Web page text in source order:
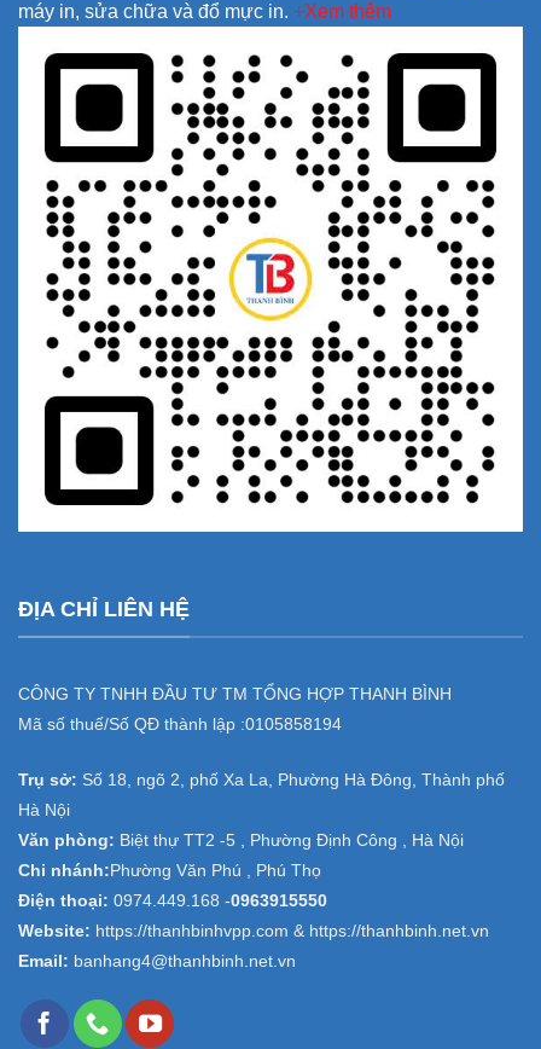
máy in, sửa chữa và đổ mực in. +Xem thêm
ĐỊA CHỈ LIÊN HỆ
CÔNG TY TNHH ĐẦU TƯ TM TỔNG HỢP THANH BÌNH
Mã số thuế/Số QĐ thành lập :0105858194
Trụ sở: Số 18, ngõ 2, phố Xa La, Phường Hà Đông, Thành phố
Hà Nội
Văn phòng: Biệt thự TT2 -5 , Phường Định Công , Hà Nội
Chi nhánh:Phường Văn Phú , Phú Thọ
Điện thoại: 0974.449.168 -0963915550
Website: https://thanhbinhvpp.com & https://thanhbinh.net.vn
Email: banhang4@thanhbinh.net.vn